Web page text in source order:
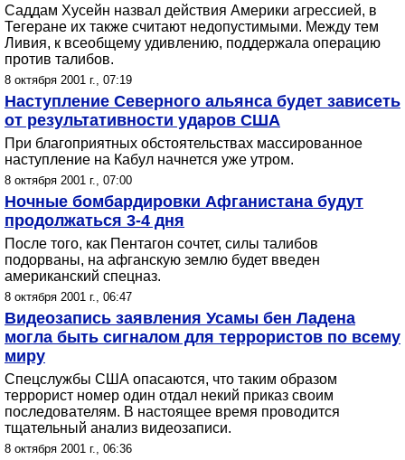
Саддам Хусейн назвал действия Америки агрессией, в
Тегеране их также считают недопустимыми. Между тем
Ливия, к всеобщему удивлению, поддержала операцию
против талибов.
8 октября 2001 г., 07:19
Наступление Северного альянса будет зависеть
от результативности ударов США
При благоприятных обстоятельствах массированное
наступление на Кабул начнется уже утром.
8 октября 2001 г., 07:00
Ночные бомбардировки Афганистана будут
продолжаться 3-4 дня
После того, как Пентагон сочтет, силы талибов
подорваны, на афганскую землю будет введен
американский спецназ.
8 октября 2001 г., 06:47
Видеозапись заявления Усамы бен Ладена
могла быть сигналом для террористов по всему
миру
Спецслужбы США опасаются, что таким образом
террорист номер один отдал некий приказ своим
последователям. В настоящее время проводится
тщательный анализ видеозаписи.
8 октября 2001 г., 06:36